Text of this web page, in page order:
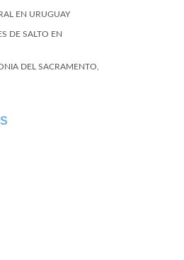
EN URUGUAY
DE SALTO EN
DEL SACRAMENTO,